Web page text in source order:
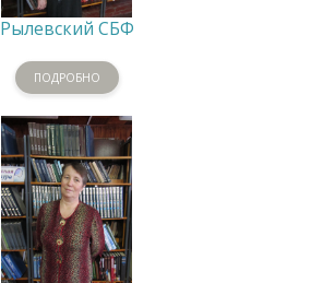
Рылевский СБФ
ПОДРОБНО